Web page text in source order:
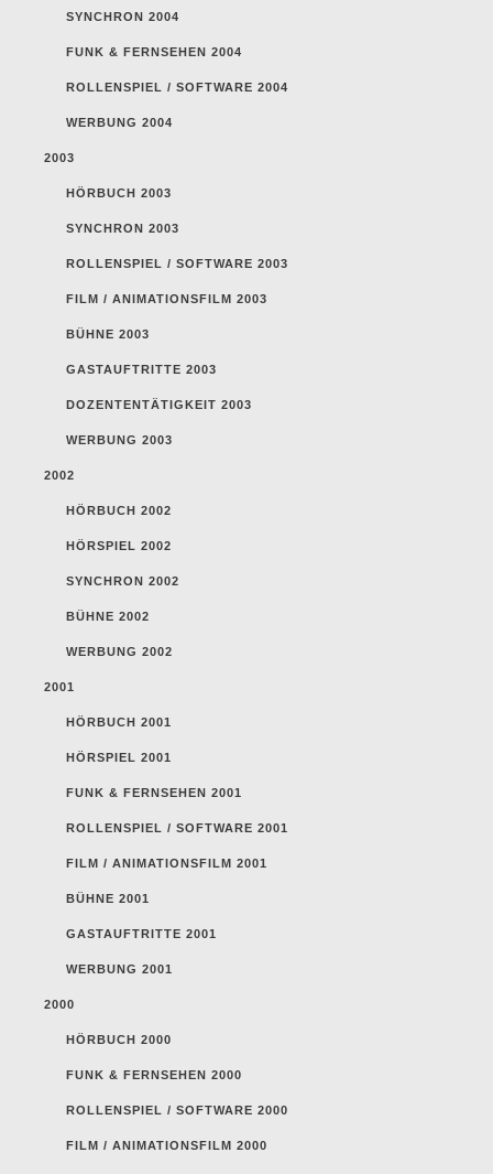
SYNCHRON 2004
FUNK & FERNSEHEN 2004
ROLLENSPIEL / SOFTWARE 2004
WERBUNG 2004
2003
HÖRBUCH 2003
SYNCHRON 2003
ROLLENSPIEL / SOFTWARE 2003
FILM / ANIMATIONSFILM 2003
BÜHNE 2003
GASTAUFTRITTE 2003
DOZENTENTÄTIGKEIT 2003
WERBUNG 2003
2002
HÖRBUCH 2002
HÖRSPIEL 2002
SYNCHRON 2002
BÜHNE 2002
WERBUNG 2002
2001
HÖRBUCH 2001
HÖRSPIEL 2001
FUNK & FERNSEHEN 2001
ROLLENSPIEL / SOFTWARE 2001
FILM / ANIMATIONSFILM 2001
BÜHNE 2001
GASTAUFTRITTE 2001
WERBUNG 2001
2000
HÖRBUCH 2000
FUNK & FERNSEHEN 2000
ROLLENSPIEL / SOFTWARE 2000
FILM / ANIMATIONSFILM 2000